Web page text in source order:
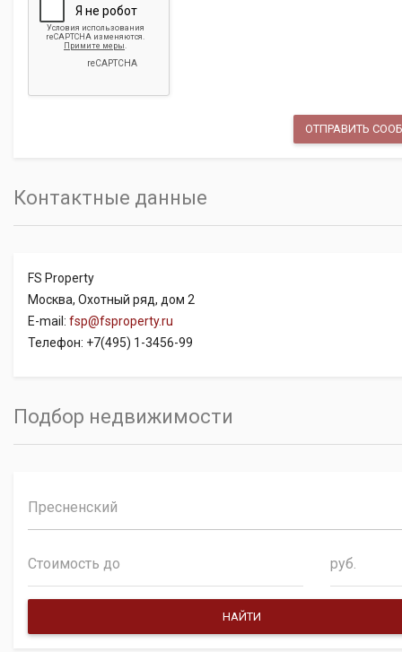
Контактные данные
FS Property
Москва, Охотный ряд, дом 2
E-mail: fsp@fsproperty.ru
Телефон: +7(495) 1-3456-99
Подбор недвижимости
Пресненский
руб.